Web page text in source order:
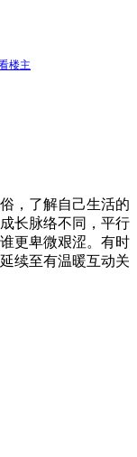
楼主
，了解自己生活的
长脉络不同，平行
更卑微艰涩。有时
续至有温暖互动关